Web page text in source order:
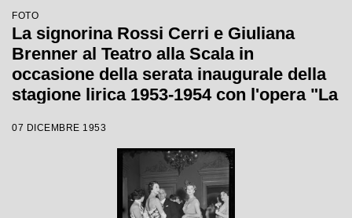
FOTO
La signorina Rossi Cerri e Giuliana
Brenner al Teatro alla Scala in
occasione della serata inaugurale della
stagione lirica 1953-1954 con l'opera "La
Carlo Maria Giulini, con la regia di
Tatiana Pavlova
07 DICEMBRE 1953